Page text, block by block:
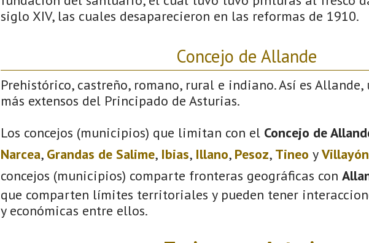
siglo XIV, las cuales desaparecieron en las reformas de 1910.
Concejo de Allande
Prehistórico, castreño, romano, rural e indiano. Así es
más extensos del Principado de Asturias.
Los concejos (municipios) que limitan con el Concejo de
Narcea, Grandas de Salime, Ibias, Illano, Pesoz, Tineo yVillayón
concejos (municipios) comparte fronteras geográficas con
que comparten límites territoriales y pueden tener
y económicas entre ellos.